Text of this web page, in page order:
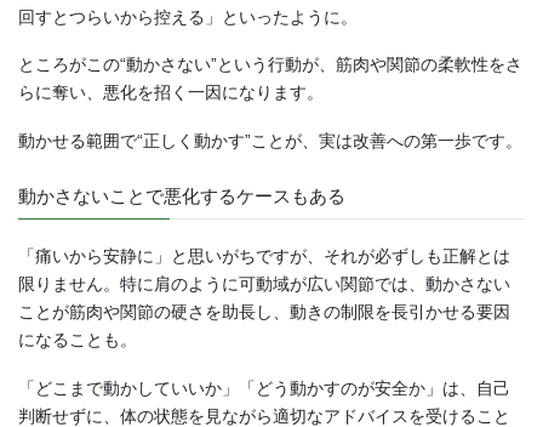
回すとつらいから控える」といったように。
ところがこの“動かさない”という行動が、筋肉や関節の柔軟性をさ
らに奪い、悪化を招く一因になります。
動かせる範囲で“正しく動かす”ことが、実は改善への第一歩です。
動かさないことで悪化するケースもある
「痛いから安静に」と思いがちですが、それが必ずしも正解とは
限りません。特に肩のように可動域が広い関節では、動かさない
ことが筋肉や関節の硬さを助長し、動きの制限を長引かせる要因
になることも。
「どこまで動かしていいか」「どう動かすのが安全か」は、自己
判断せずに、体の状態を見ながら適切なアドバイスを受けること